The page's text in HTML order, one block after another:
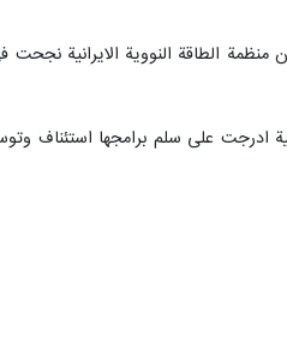
الطاقة النووية الايرانية نجحت
ادرجت على سلم برامجها استئناف